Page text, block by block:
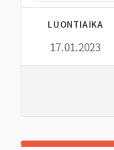
LUONTIAIKA
17.01.2023